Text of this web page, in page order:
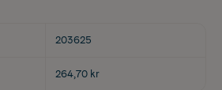
203625
264,70 kr